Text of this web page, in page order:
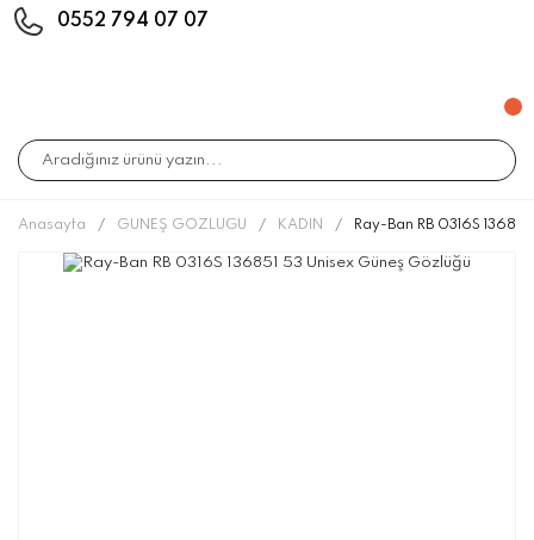
0552 794 07 07
Anasayfa GÜNEŞ GÖZLÜĞÜ KADIN Ray-Ban RB 0316S